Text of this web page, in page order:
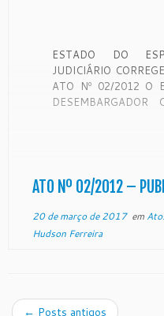
ESTADO DO
JUDICIÁRIO
ATO Nº 02/2012 O
DESEMBARGADOR
ASSIS, para
ATO Nº 02/2012 –
20 de março de 2017em
Hudson Ferreira
← Posts antigos